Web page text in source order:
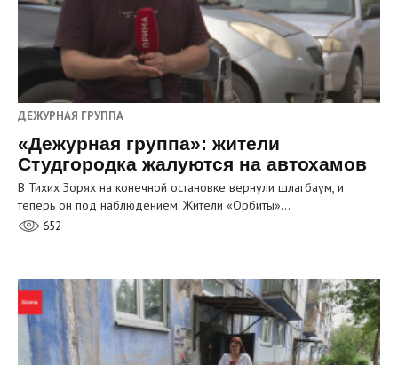
ДЕЖУРНАЯ ГРУППА
«Дежурная группа»: жители
Студгородка жалуются на автохамов
В Тихих Зорях на конечной остановке вернули шлагбаум, и
теперь он под наблюдением. Жители «Орбиты»…
652